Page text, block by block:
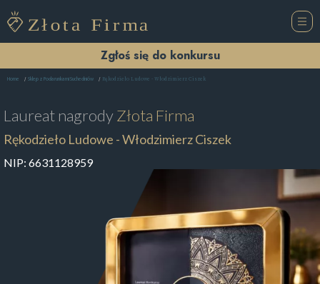
Zgłoś się do konkursu
Home Sklep z Podarunkami Suchedniów Rękodzieło Ludowe - Włodzimierz Ciszek
Laureat nagrodyZłota Firma
Rękodzieło Ludowe - Włodzimierz Ciszek
NIP: 6631128959